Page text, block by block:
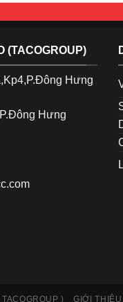
(TACOGROUP)
Hưng
Hưng
) GIỚI THIỆU